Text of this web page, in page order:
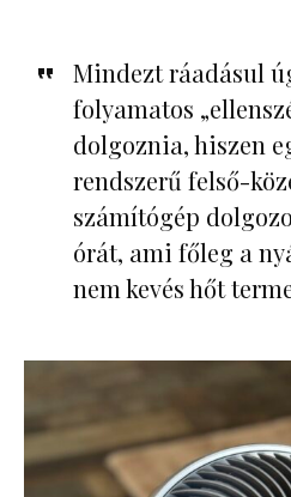
Mindezt ráadásul
folyamatos
dolgoznia, hiszen
rendszerű felső-
számítógép
órát, ami főleg a
nem kevés hőt